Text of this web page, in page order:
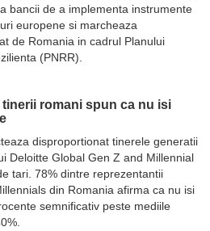
bancii de a implementa instrumente
europene si marcheaza
de Romania in cadrul Planului
(PNRR).
romani spun ca nu isi
disproportionat tinerele generatii
Deloitte Global Gen Z and Millennial
tari. 78% dintre reprezentantii
din Romania afirma ca nu isi
semnificativ peste mediile